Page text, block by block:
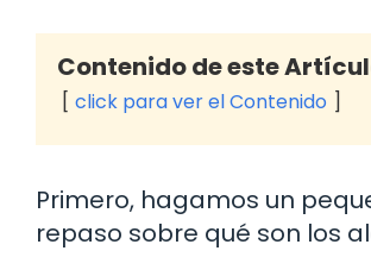
Contenido de este
click para ver el Contenido
Primero, hagamos un
repaso sobre qué son los